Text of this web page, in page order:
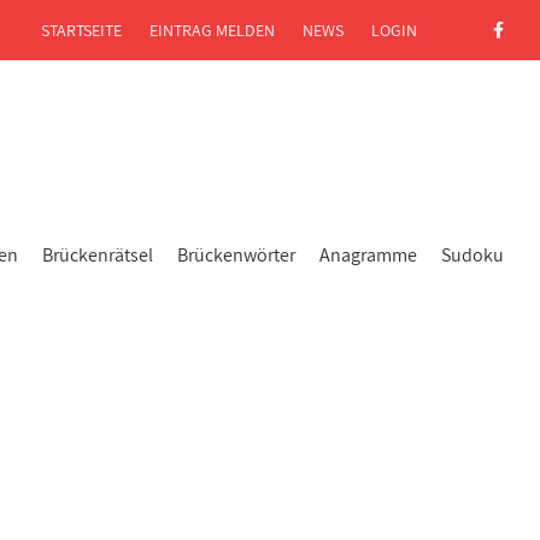
Brückenrätsel Brückenwörter Anagramme Sudoku
STARTSEITE EINTRAG MELDEN NEWS LOGIN